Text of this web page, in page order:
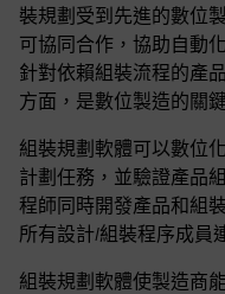
裝規劃受到先進的數位
可協同合作，協助自動
針對依賴組裝流程的產
方面，是數位製造的關
組裝規劃軟體可以數位
計劃任務，並驗證產品
程師同時開發產品和組
所有設計/組裝程序成員
組裝規劃軟體使製造商